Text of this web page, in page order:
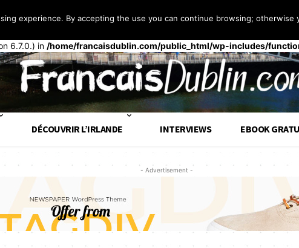
de façonincorrecte. Le chargement de la traduction pour le domaine
6.7.0.) in /home/francaisdublin.com/public_html/wp-includes/
DÉCOUVRIR L’IRLANDE INTERVIEWS EBOOK
- Advertisement -
experience. By accepting the use you can continue browsing; otherwise